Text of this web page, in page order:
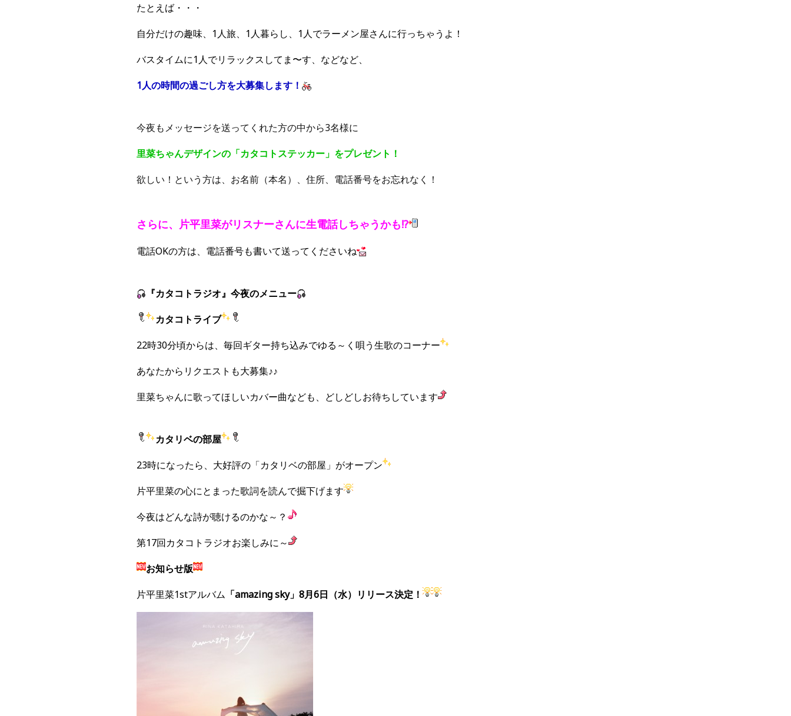
たとえば・・・
自分だけの趣味、1人旅、1人暮らし、1人でラーメン屋さんに行っちゃうよ！
バスタイムに1人でリラックスしてま〜す、などなど、
1人の時間の過ごし方を大募集します！
今夜もメッセージを送ってくれた方の中から3名様に
里菜ちゃんデザインの「カタコトステッカー」をプレゼント！
欲しい！という方は、お名前（本名）、住所、電話番号をお忘れなく！
さらに、 片平里菜がリスナーさんに生電話しちゃうかも!?
電話OKの方は、電話番号も書いて送ってくださいね
『カタコトラジオ』今夜のメニュー
カタコトライブ
22時30分頃からは、毎回ギター持ち込みでゆる～く唄う生歌のコーナー
あなたからリクエストも大募集♪♪
里菜ちゃんに歌ってほしいカバー曲なども、どしどしお待ちしています
カタリベの部屋
23時になったら、大好評の「カタリベの部屋」がオープン
片平里菜の心にとまった歌詞を読んで掘下げます
今夜はどんな詩が聴けるのかな～？
第17回カタコトラジオお楽しみに～
お知らせ版
片平里菜1stアルバム 「amazing sky」8月6日（水）リリース決定！